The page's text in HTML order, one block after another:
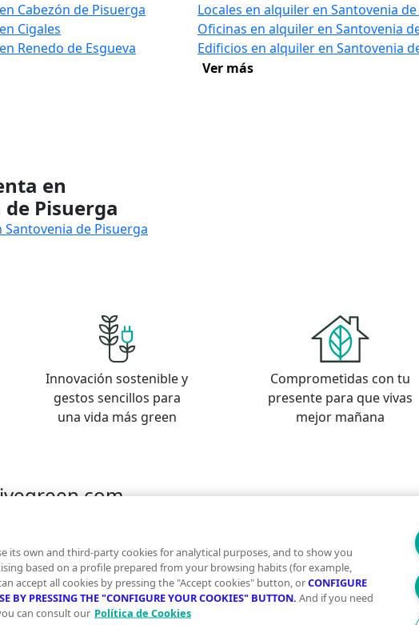
Cabezón de Pisuerga
Cigales
Renedo de Esgueva
Locales en alquiler en Santovenia
Oficinas en alquiler en Santovenia
Edificios en alquiler en Santovenia
Ver más
en
Pisuerga
Santovenia de Pisuerga
Innovación sostenible y
gestos sencillos para
una vida más green
Comprometidas con tu
presente para que vivas
mejor mañana
its own and third-party cookies for analytical purposes, and to show you
based on a profile prepared from your browsing habits (for example,
accept all cookies by pressing the "Accept cookies" button, orCONFIGURE
BY PRESSING THE "CONFIGURE YOUR COOKIES" BUTTON. And if you need
can consult our Política de Cookies